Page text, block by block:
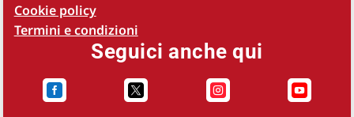
Cookie policy
Termini e condizioni
Seguici anche qui
   